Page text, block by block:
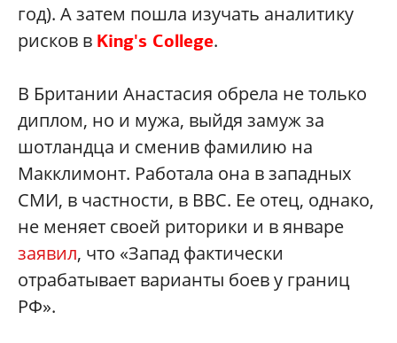
год). А затем пошла изучать аналитику
рисков в King's College.
В Британии Анастасия обрела не только
диплом, но и мужа, выйдя замуж за
шотландца и сменив фамилию на
Макклимонт. Работала она в западных
СМИ, в частности, в BBC. Ее отец, однако,
не меняет своей риторики и в январе
заявил, что «Запад фактически
отрабатывает варианты боев у границ
РФ».